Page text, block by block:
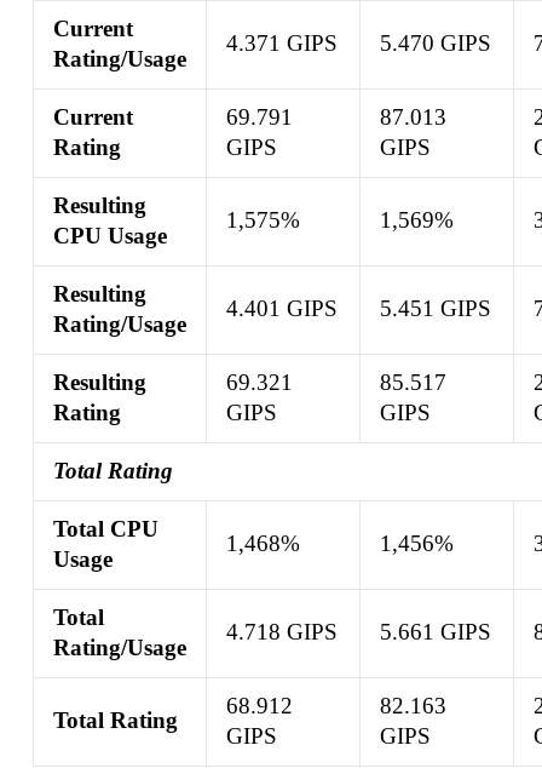
Current
Rating/Usage
4.371 GIPS 5.470 GIPS
Current
Rating
69.791
GIPS
87.013
GIPS
Resulting
CPU Usage
1,575% 1,569%
Resulting
Rating/Usage
4.401 GIPS 5.451 GIPS
Resulting
Rating
69.321
GIPS
85.517
GIPS
Total Rating
Total CPU
Usage
1,468% 1,456%
Total
Rating/Usage
4.718 GIPS 5.661 GIPS
Total Rating
68.912
GIPS
82.163
GIPS